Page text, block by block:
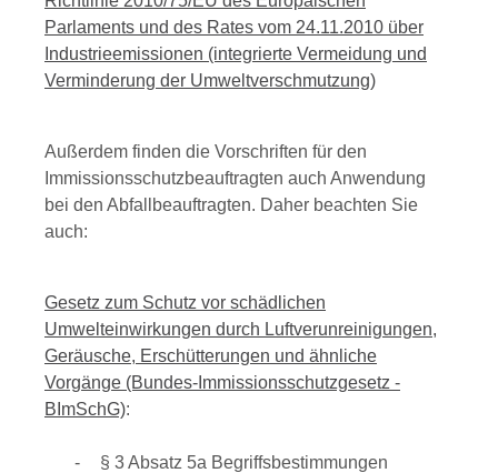
Parlaments und des Rates vom 24.11.2010 über
Industrieemissionen (integrierte Vermeidung und
Verminderung der Umweltverschmutzung)
Außerdem finden die Vorschriften für den
Immissionsschutzbeauftragten auch Anwendung
bei den Abfallbeauftragten. Daher beachten Sie
auch:
Gesetz zum Schutz vor schädlichen
Umwelteinwirkungen durch Luftverunreinigungen,
Geräusche, Erschütterungen und ähnliche
Vorgänge (Bundes-Immissionsschutzgesetz -
BImSchG):
§ 3 Absatz 5a Begriffsbestimmungen